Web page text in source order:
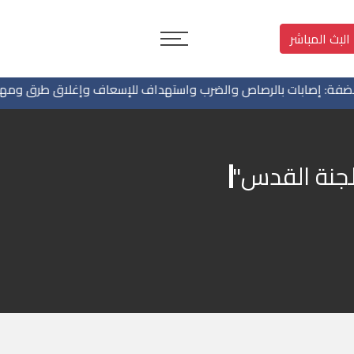
البث المباشر
بالرصاص والضرب واستهداف للإسعاف وإغلاق طرق ومهاجمة
القدس"